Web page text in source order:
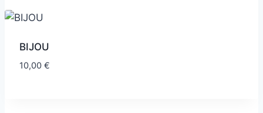
BIJOU
10,00 €